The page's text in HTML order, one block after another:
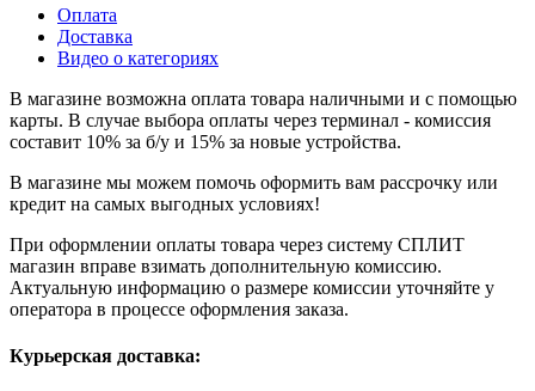
Оплата
Доставка
Видео о категориях
В магазине возможна оплата товара наличными и с помощью
карты. В случае выбора оплаты через терминал - комиссия
составит 10% за б/у и 15% за новые устройства.
В магазине мы можем помочь оформить вам рассрочку или
кредит на самых выгодных условиях!
При оформлении оплаты товара через систему СПЛИТ
магазин вправе взимать дополнительную комиссию.
Актуальную информацию о размере комиссии уточняйте у
оператора в процессе оформления заказа.
Курьерская доставка: